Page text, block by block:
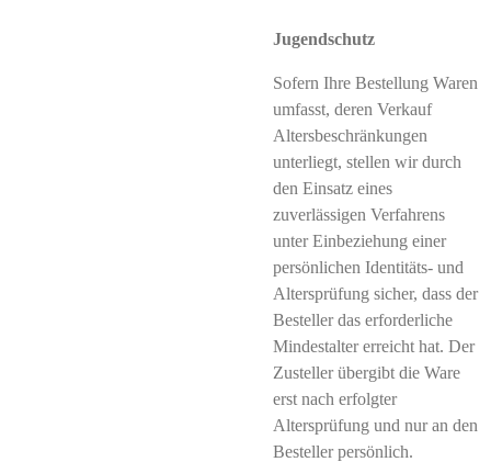
Jugendschutz
Sofern Ihre Bestellung Waren
umfasst, deren Verkauf
Altersbeschränkungen
unterliegt, stellen wir durch
den Einsatz eines
zuverlässigen Verfahrens
unter Einbeziehung einer
persönlichen Identitäts- und
Altersprüfung sicher, dass der
Besteller das erforderliche
Mindestalter erreicht hat. Der
Zusteller übergibt die Ware
erst nach erfolgter
Altersprüfung und nur an den
Besteller persönlich.